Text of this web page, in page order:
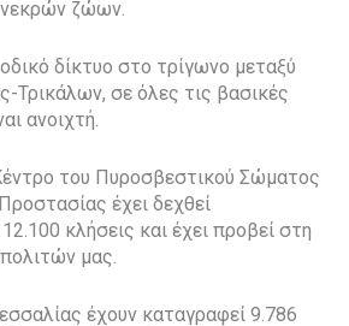
ζώων.
δίκτυο στο τρίγωνο μεταξύ
Τρικάλων, σε όλες τις βασικές
ανοιχτή.
του Πυροσβεστικού Σώματος
έχει δεχθεί
κλήσεις και έχει προβεί στη
μας.
έχουν καταγραφεί 9.786